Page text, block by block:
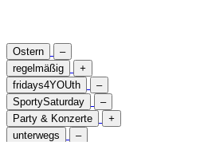
Ostern
–
regelmäßig
+
fridays4YOUth
–
SportySaturday
–
Party & Konzerte
+
unterwegs
–